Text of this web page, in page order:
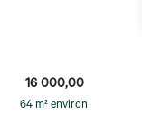
16 000,00
64 m² environ